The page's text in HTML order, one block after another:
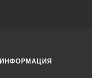
ИНФОРМАЦИЯ